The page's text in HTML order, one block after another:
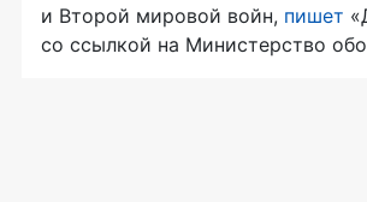
и Второй мировой войн, пишет
со ссылкой на Министерство